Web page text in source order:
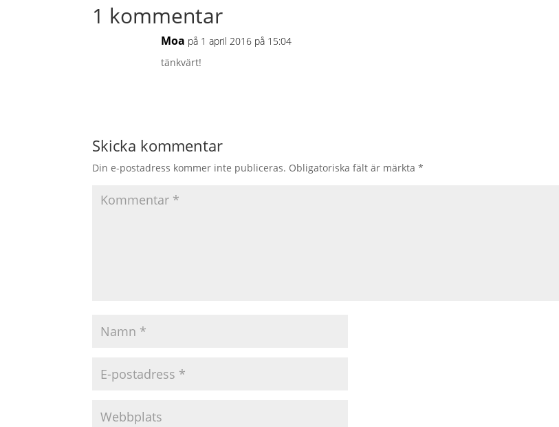
1 kommentar
Moa på 1 april 2016 på 15:04
tänkvärt!
Skicka kommentar
Din e-postadress kommer inte publiceras. Obligatoriska fält är märkta*